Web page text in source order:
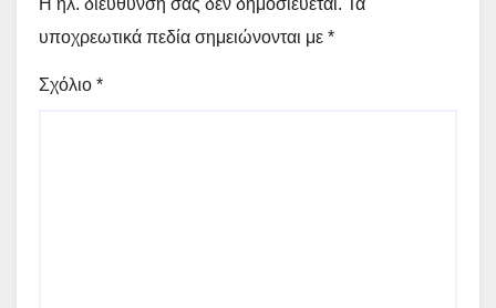
Η ηλ. διεύθυνση σας δεν δημοσιεύεται.
Τα
υποχρεωτικά πεδία σημειώνονται με *
Σχόλιο *